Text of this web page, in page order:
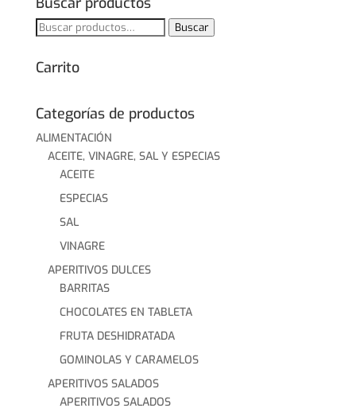
Buscar
Buscar
Carrito
Categorías de productos
ALIMENTACIÓN
ACEITE, VINAGRE, SAL Y ESPECIAS
ACEITE
ESPECIAS
SAL
VINAGRE
APERITIVOS DULCES
BARRITAS
CHOCOLATES EN TABLETA
FRUTA DESHIDRATADA
GOMINOLAS Y CARAMELOS
APERITIVOS SALADOS
APERITIVOS SALADOS